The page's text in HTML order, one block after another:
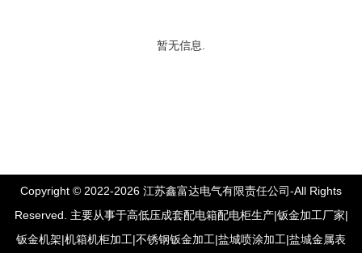
暂无信息.
Copyright © 2022-2026 江苏鑫富达电气有限责任公司-All Rights
Reserved. 主要从事于高低压成套配电箱配电柜生产|钣金加工厂家|
钣金机架|机箱机柜加工|不锈钢钣金加工|盐城喷涂加工|盐城金属表